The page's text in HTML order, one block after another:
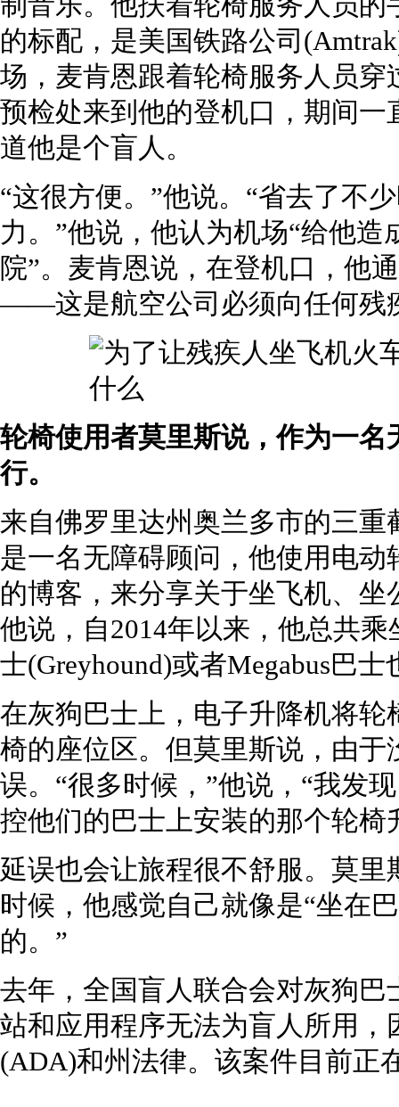
的标配，是美国铁路公司
场，麦肯恩跟着轮椅服务人员
预检处来到他的登机口，期间
道他是个盲人。
“这很方便。”他说。“省去了不
力。”他说，他认为机场“给他
院”。麦肯恩说，在登机口，他
——这是航空公司必须向任何残
轮椅使用者莫里斯说，作为一
行。
来自佛罗里达州奥兰多市的三重
是一名无障碍顾问，他使用电
的博客，来分享关于坐飞机、
他说，自2014年以来，他总共
士(Greyhound)或者Megabus巴
在灰狗巴士上，电子升降机将
椅的座位区。但莫里斯说，由
误。“很多时候，”他说，“我发
控他们的巴士上安装的那个轮椅
延误也会让旅程很不舒服。莫
时候，他感觉自己就像是“坐在
的。”
去年，全国盲人联合会对灰狗
站和应用程序无法为盲人所用
(ADA)和州法律。该案件目前正